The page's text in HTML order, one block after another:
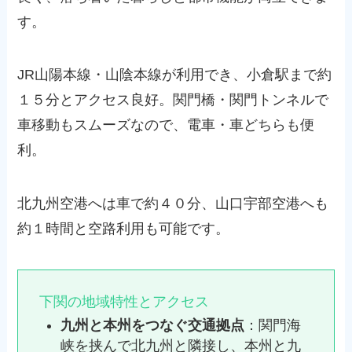
す。
JR山陽本線・山陰本線が利用でき、小倉駅まで約
１５分とアクセス良好。関門橋・関門トンネルで
車移動もスムーズなので、電車・車どちらも便
利。
北九州空港へは車で約４０分、山口宇部空港へも
約１時間と空路利用も可能です。
下関の地域特性とアクセス
九州と本州をつなぐ交通拠点 ：関門海
峡を挟んで北九州と隣接し、本州と九